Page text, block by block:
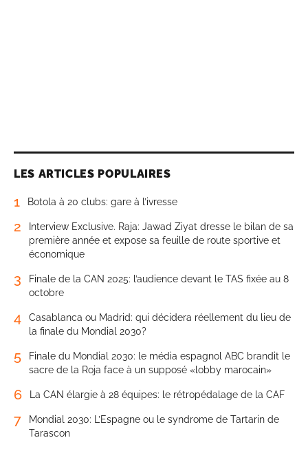
LES ARTICLES POPULAIRES
1 Botola à 20 clubs: gare à l’ivresse
2
Interview Exclusive. Raja: Jawad Ziyat dresse le bilan de sa
première année et expose sa feuille de route sportive et
économique
3
Finale de la CAN 2025: l’audience devant le TAS fixée au 8
octobre
4
Casablanca ou Madrid: qui décidera réellement du lieu de
la finale du Mondial 2030?
5
Finale du Mondial 2030: le média espagnol ABC brandit le
sacre de la Roja face à un supposé «lobby marocain»
6 La CAN élargie à 28 équipes: le rétropédalage de la CAF
7
Mondial 2030: L’Espagne ou le syndrome de Tartarin de
Tarascon